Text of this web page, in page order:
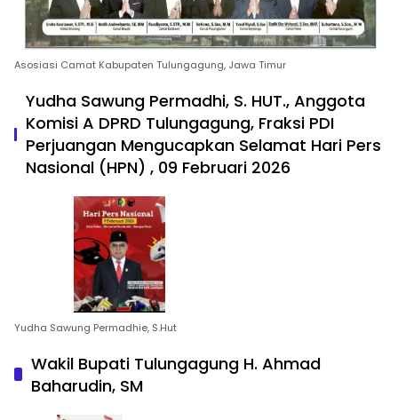
Asosiasi Camat Kabupaten Tulungagung, Jawa Timur
Yudha Sawung Permadhi, S. HUT., Anggota
Komisi A DPRD Tulungagung, Fraksi PDI
Perjuangan Mengucapkan Selamat Hari Pers
Nasional (HPN) , 09 Februari 2026
Yudha Sawung Permadhie, S.Hut
Wakil Bupati Tulungagung H. Ahmad
Baharudin, SM